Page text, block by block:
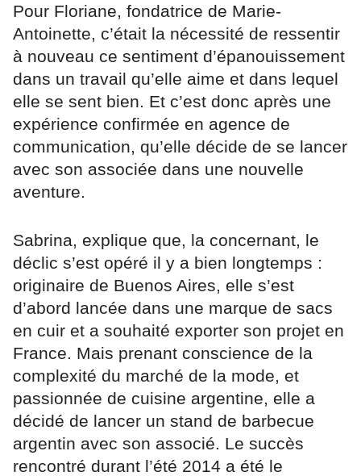
Pour Floriane, fondatrice de Marie-
Antoinette, c’était la nécessité de ressentir
à nouveau ce sentiment d’épanouissement
dans un travail qu’elle aime et dans lequel
elle se sent bien. Et c’est donc après une
expérience confirmée en agence de
communication, qu’elle décide de se lancer
avec son associée dans une nouvelle
aventure.
Sabrina, explique que, la concernant, le
déclic s’est opéré il y a bien longtemps :
originaire de Buenos Aires, elle s’est
d’abord lancée dans une marque de sacs
en cuir et a souhaité exporter son projet en
France. Mais prenant conscience de la
complexité du marché de la mode, et
passionnée de cuisine argentine, elle a
décidé de lancer un stand de barbecue
argentin avec son associé. Le succès
rencontré durant l’été 2014 a été le